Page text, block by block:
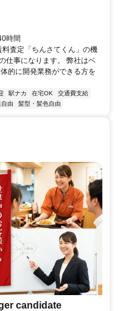
時間
査定「ちんさてくん」の機
仕事になります。 弊社はベ
的に開発業務ができる方を
駅ナカ 在宅OK
交通費支給
自由 髪型・髪色自由
candidate